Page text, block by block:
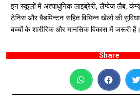
इन स्कूलों में अत्याधुनिक लाइब्रेरी, लैंग्वेज लैब,
टेनिस और बैडमिन्टन सहित विभिन्न खेलों की
बच्चों के शारीरिक और मानसिक विकास में जरूरी हैं।
Share